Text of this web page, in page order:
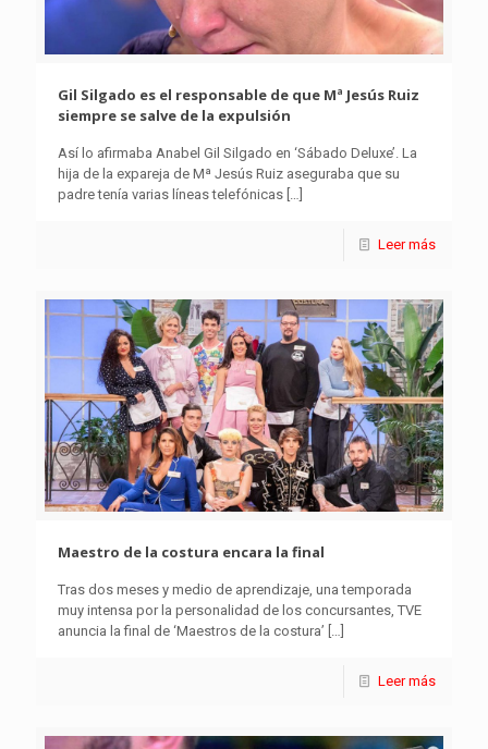
Gil Silgado es el responsable de que Mª Jesús Ruiz
siempre se salve de la expulsión
Así lo afirmaba Anabel Gil Silgado en ‘Sábado Deluxe’. La
hija de la expareja de Mª Jesús Ruiz aseguraba que su
padre tenía varias líneas telefónicas […]
Leer más
Maestro de la costura encara la final
Tras dos meses y medio de aprendizaje, una temporada
muy intensa por la personalidad de los concursantes, TVE
anuncia la final de ‘Maestros de la costura’ […]
Leer más